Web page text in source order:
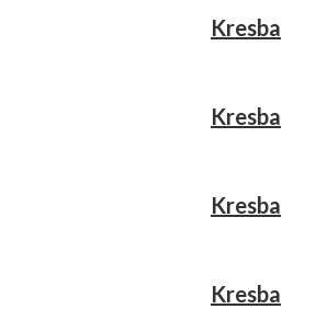
Kresba
Kresba
Kresba
Kresba